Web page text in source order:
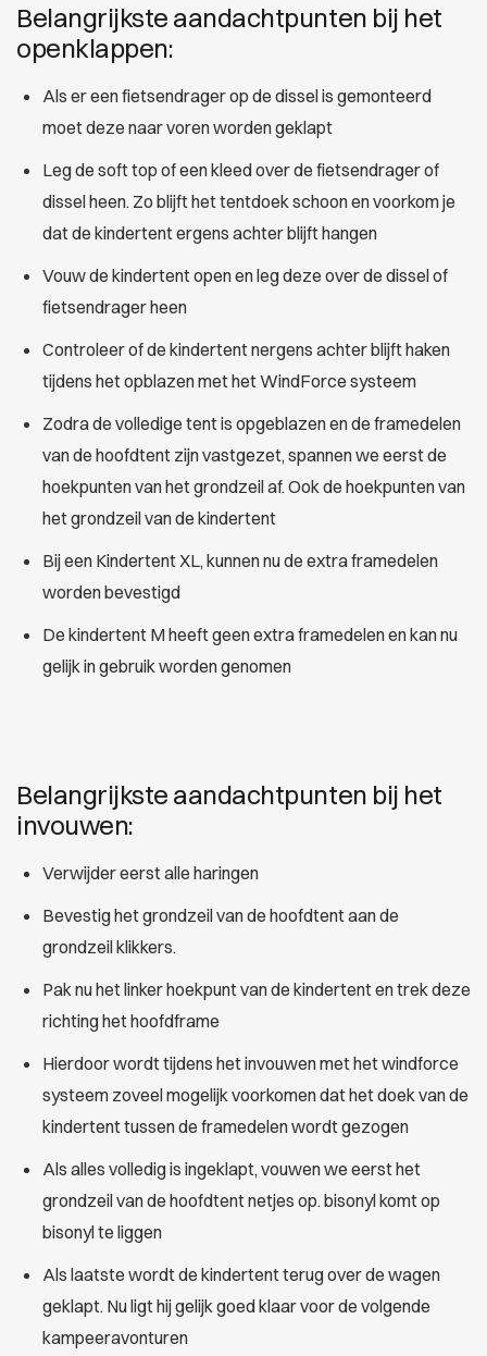
Belangrijkste aandachtpunten bij het
openklappen:
Als er een fietsendrager op de dissel is gemonteerd
moet deze naar voren worden geklapt
Leg de soft top of een kleed over de fietsendrager of
dissel heen. Zo blijft het tentdoek schoon en voorkom je
dat de kindertent ergens achter blijft hangen
Vouw de kindertent open en leg deze over de dissel of
fietsendrager heen
Controleer of de kindertent nergens achter blijft haken
tijdens het opblazen met het WindForce systeem
Zodra de volledige tent is opgeblazen en de framedelen
van de hoofdtent zijn vastgezet, spannen we eerst de
hoekpunten van het grondzeil af. Ook de hoekpunten van
het grondzeil van de kindertent
Bij een Kindertent XL, kunnen nu de extra framedelen
worden bevestigd
De kindertent M heeft geen extra framedelen en kan nu
gelijk in gebruik worden genomen
Belangrijkste aandachtpunten bij het
invouwen:
Verwijder eerst alle haringen
Bevestig het grondzeil van de hoofdtent aan de
grondzeil klikkers.
Pak nu het linker hoekpunt van de kindertent en trek deze
richting het hoofdframe
Hierdoor wordt tijdens het invouwen met het windforce
systeem zoveel mogelijk voorkomen dat het doek van de
kindertent tussen de framedelen wordt gezogen
Als alles volledig is ingeklapt, vouwen we eerst het
grondzeil van de hoofdtent netjes op. bisonyl komt op
bisonyl te liggen
Als laatste wordt de kindertent terug over de wagen
geklapt. Nu ligt hij gelijk goed klaar voor de volgende
kampeeravonturen